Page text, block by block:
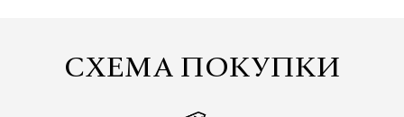
СХЕМА ПОКУПКИ